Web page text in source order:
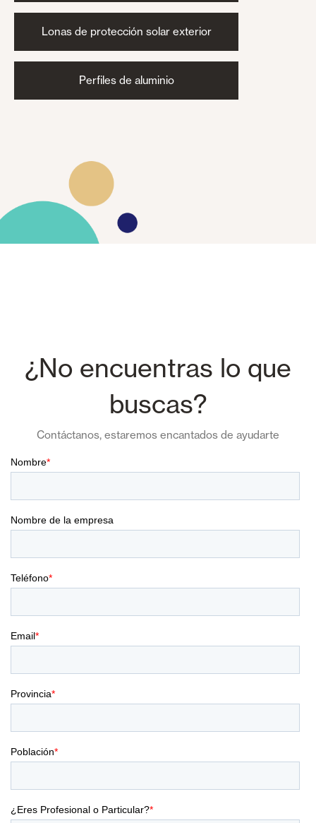
Lonas de protección solar exterior
Perfiles de aluminio
¿No encuentras lo que
buscas?
Contáctanos, estaremos encantados de ayudarte